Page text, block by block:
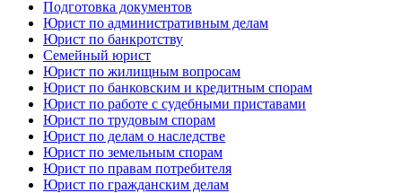
Подготовка документов
Юрист по административным делам
Юрист по банкротству
Семейный юрист
Юрист по жилищным вопросам
Юрист по банковским и кредитным спорам
Юрист по работе с судебными приставами
Юрист по трудовым спорам
Юрист по делам о наследстве
Юрист по земельным спорам
Юрист по правам потребителя
Юрист по гражданским делам